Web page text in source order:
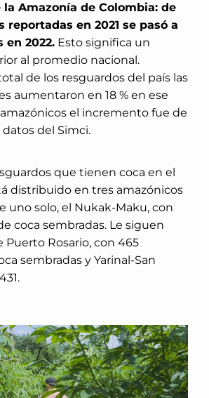
la Amazonía de Colombia: de
reportadas en 2021 se pasó a
en 2022. Esto significa un
al promedio nacional.
de los resguardos del país las
aumentaron en 18 % en ese
el incremento fue de
datos del Simci.
que tienen coca en el
distribuido en tres amazónicos
uno solo, el Nukak-Maku, con
coca sembradas. Le siguen
Puerto Rosario, con 465
sembradas y Yarinal-San